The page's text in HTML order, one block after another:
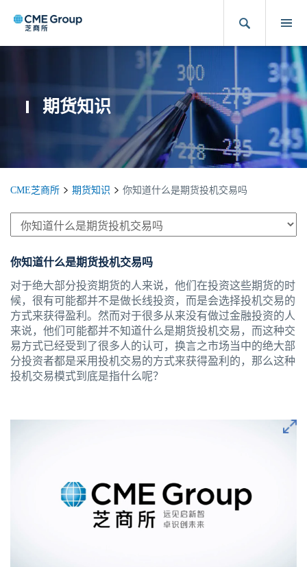
期货知识
CME芝商所 期货知识 你知道什么是期货投机交易吗
你知道什么是期货投机交易吗
对于绝大部分投资期货的人来说，他们在投资这些期货的时
候，很有可能都并不是做长线投资，而是会选择投机交易的
方式来获得盈利。然而对于很多从来没有做过金融投资的人
来说，他们可能都并不知道什么是期货投机交易，而这种交
易方式已经受到了很多人的认可，换言之市场当中的绝大部
分投资者都是采用投机交易的方式来获得盈利的，那么这种
投机交易模式到底是指什么呢？